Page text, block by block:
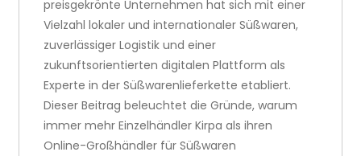
preisgekrönte Unternehmen hat sich mit einer
Vielzahl lokaler und internationaler Süßwaren,
zuverlässiger Logistik und einer
zukunftsorientierten digitalen Plattform als
Experte in der Süßwarenlieferkette etabliert.
Dieser Beitrag beleuchtet die Gründe, warum
immer mehr Einzelhändler Kirpa als ihren
Online-Großhändler für Süßwaren